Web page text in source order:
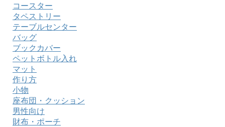
コースター
タペストリー
テーブルセンター
バッグ
ブックカバー
ペットボトル入れ
マット
作り方
小物
座布団・クッション
男性向け
財布・ポーチ